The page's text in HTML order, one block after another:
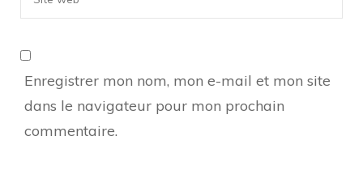
Enregistrer mon nom, mon e-mail et mon site
dans le navigateur pour mon prochain
commentaire.